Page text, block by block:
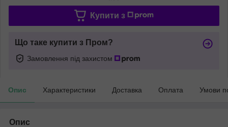
Купити з
Що таке купити з Пром?
Замовлення під захистом
Опис Характеристики Доставка Оплата Умови
Опис